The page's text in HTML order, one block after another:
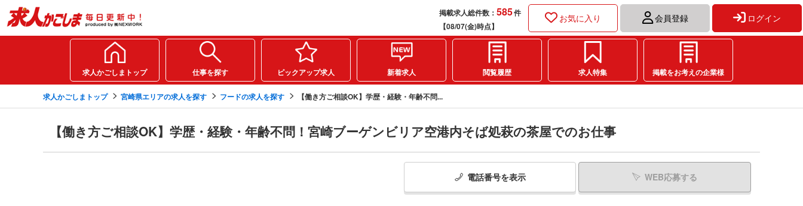
掲載求人総件数： 585件
【08/07(金)時点】
お気に入り 会員登録 ログイン
求人かごしまトップ 仕事を探す ピックアップ求人 新着求人 閲覧履歴 求人特集 掲載をお考えの企業様
求人かごしまトップ 宮崎県エリアの求人を探す フードの求人を探す 【働き方ご相談OK】学歴・経験・年齢不問...
【働き方ご相談OK】学歴・経験・年齢不問！宮崎ブーゲンビリア空港内そば処萩の茶屋でのお仕事
電話番号を表示 WEB応募する